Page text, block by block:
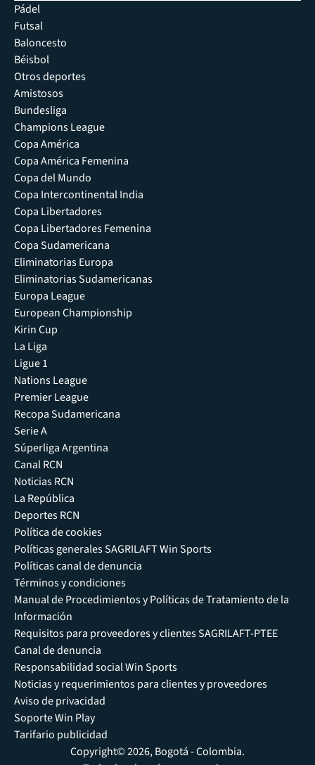
Pádel
Futsal
Baloncesto
Béisbol
Otros deportes
Amistosos
Bundesliga
Champions League
Copa América
Copa América Femenina
Copa del Mundo
Copa Intercontinental India
Copa Libertadores
Copa Libertadores Femenina
Copa Sudamericana
Eliminatorias Europa
Eliminatorias Sudamericanas
Europa League
European Championship
Kirin Cup
La Liga
Ligue 1
Nations League
Premier League
Recopa Sudamericana
Serie A
Súperliga Argentina
Canal RCN
Noticias RCN
La República
Deportes RCN
Política de cookies
Políticas generales SAGRILAFT Win Sports
Políticas canal de denuncia
Términos y condiciones
Manual de Procedimientos y Políticas de Tratamiento de la
Información
Requisitos para proveedores y clientes SAGRILAFT-PTEE
Canal de denuncia
Responsabilidad social Win Sports
Noticias y requerimientos para clientes y proveedores
Aviso de privacidad
Soporte Win Play
Tarifario publicidad
Copyright© 2026, Bogotá - Colombia.